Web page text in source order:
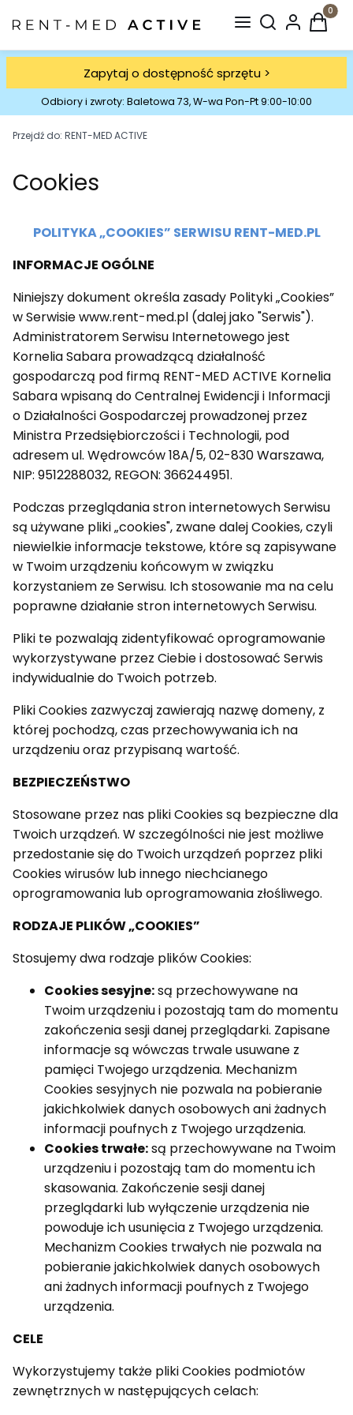
Otwórz
Zapytaj o dostępność sprzętu >
Odbiory i zwroty: Baletowa 73, W-wa Pon-Pt 9:00-10:00
Przejdź do: RENT-MED ACTIVE
Cookies
POLITYKA „COOKIES” SERWISU RENT-MED.PL
INFORMACJE OGÓLNE
Niniejszy dokument określa zasady Polityki „Cookies”
w Serwisie www.rent-med.pl (dalej jako "Serwis").
Administratorem Serwisu Internetowego jest
Kornelia Sabara prowadzącą działalność
gospodarczą pod firmą RENT-MED ACTIVE Kornelia
Sabara wpisaną do Centralnej Ewidencji i Informacji
o Działalności Gospodarczej prowadzonej przez
Ministra Przedsiębiorczości i Technologii, pod
adresem ul. Wędrowców 18A/5, 02-830 Warszawa,
NIP: 9512288032, REGON: 366244951.
Podczas przeglądania stron internetowych Serwisu
są używane pliki „cookies", zwane dalej Cookies, czyli
niewielkie informacje tekstowe, które są zapisywane
w Twoim urządzeniu końcowym w związku
korzystaniem ze Serwisu. Ich stosowanie ma na celu
poprawne działanie stron internetowych Serwisu.
Pliki te pozwalają zidentyfikować oprogramowanie
wykorzystywane przez Ciebie i dostosować Serwis
indywidualnie do Twoich potrzeb.
Pliki Cookies zazwyczaj zawierają nazwę domeny, z
której pochodzą, czas przechowywania ich na
urządzeniu oraz przypisaną wartość.
BEZPIECZEŃSTWO
Stosowane przez nas pliki Cookies są bezpieczne dla
Twoich urządzeń. W szczególności nie jest możliwe
przedostanie się do Twoich urządzeń poprzez pliki
Cookies wirusów lub innego niechcianego
oprogramowania lub oprogramowania złośliwego.
RODZAJE PLIKÓW „COOKIES”
Stosujemy dwa rodzaje plików Cookies:
Cookies sesyjne:są przechowywane na
Twoim urządzeniu i pozostają tam do momentu
zakończenia sesji danej przeglądarki. Zapisane
informacje są wówczas trwale usuwane z
pamięci Twojego urządzenia. Mechanizm
Cookies sesyjnych nie pozwala na pobieranie
jakichkolwiek danych osobowych ani żadnych
informacji poufnych z Twojego urządzenia.
Cookies trwałe:są przechowywane na Twoim
urządzeniu i pozostają tam do momentu ich
skasowania. Zakończenie sesji danej
przeglądarki lub wyłączenie urządzenia nie
powoduje ich usunięcia z Twojego urządzenia.
Mechanizm Cookies trwałych nie pozwala na
pobieranie jakichkolwiek danych osobowych
ani żadnych informacji poufnych z Twojego
urządzenia.
CELE
Wykorzystujemy także pliki Cookies podmiotów
zewnętrznych w następujących celach: